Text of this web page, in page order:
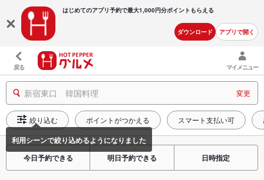
はじめてのアプリ予約で最大1,000円分ポイントもらえる
ダウンロード アプリで開く
戻る マイメニュー
新宿東口 韓国料理 変更
絞り込む ポイントがつかえる スマート支払い可
今日予約できる 明日予約できる 日時指定